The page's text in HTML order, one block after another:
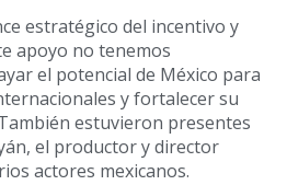
estratégico del incentivo y
apoyo no tenemos
el potencial de México para
y fortalecer su
estuvieron presentes
el productor y director
actores mexicanos.